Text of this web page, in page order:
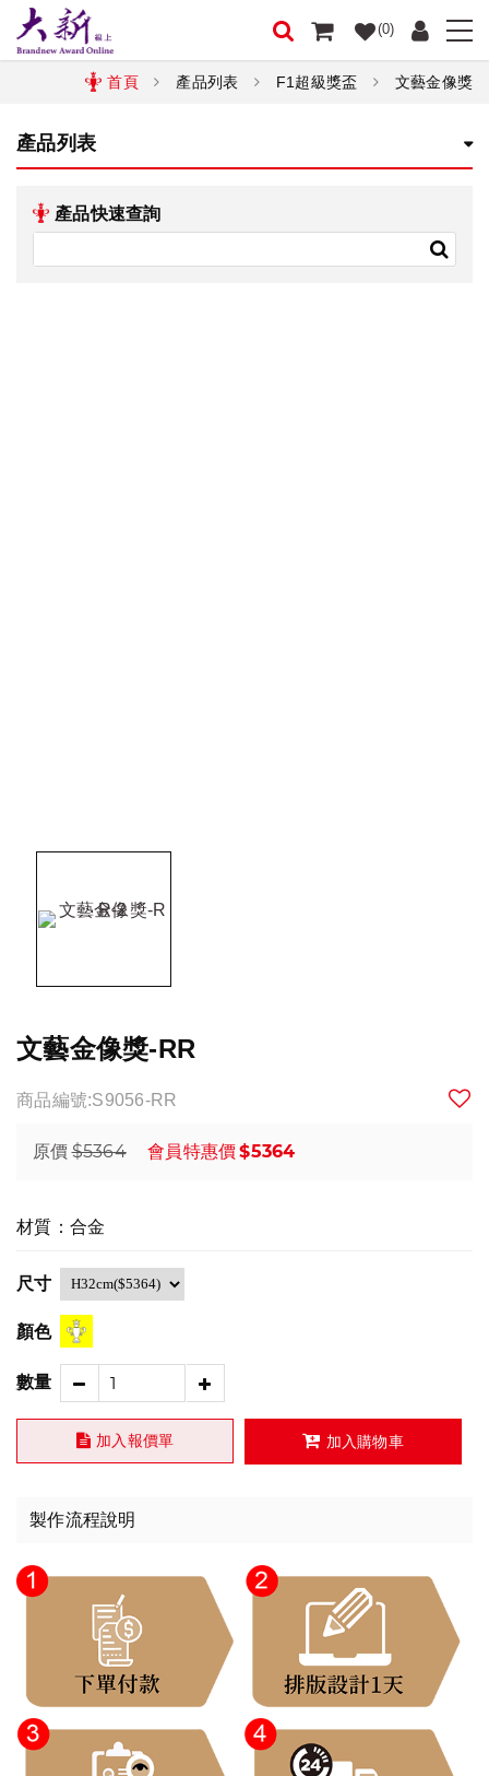
(0)
首頁 產品列表 F1超級獎盃 文藝金像獎
產品列表
產品快速查詢
文藝金像獎-RR
商品編號:S9056-RR
原價 $5364 會員特惠價$5364
材質：合金
尺寸
顏色
數量
加入報價單 加入購物車
製作流程說明